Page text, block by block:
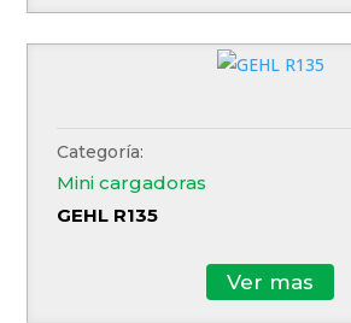
Categoría:
Mini cargadoras
GEHL R135
Ver mas